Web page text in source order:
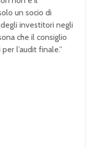
un socio di
investitori negli
che il consiglio
l’audit finale.”